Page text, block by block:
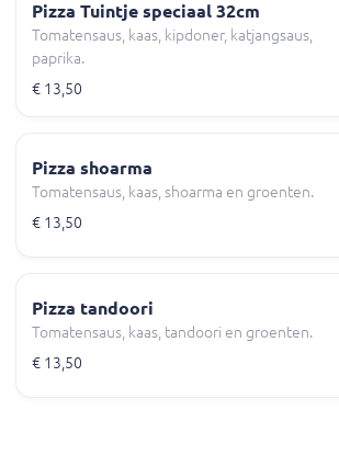
Pizza Tuintje speciaal 32cm
Tomatensaus, kaas, kipdoner, katjangsaus,
paprika.
€ 13,50
Pizza shoarma
Tomatensaus, kaas, shoarma en groenten.
€ 13,50
Pizza tandoori
Tomatensaus, kaas, tandoori en groenten.
€ 13,50